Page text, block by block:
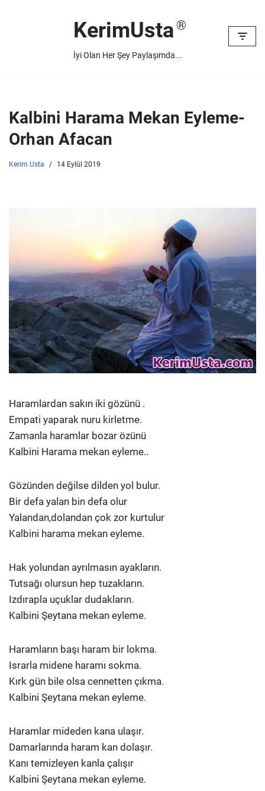
KerimUsta
İyi Olan Her Şey Paylaşımda...
Kalbini Harama Mekan Eyleme-
Orhan Afacan
Kerim Usta 14 Eylül 2019
Haramlardan sakın iki gözünü .
Empati yaparak nuru kirletme.
Zamanla haramlar bozar özünü
Kalbini Harama mekan eyleme..
Gözünden değilse dilden yol bulur.
Bir defa yalan bin defa olur
Yalandan,dolandan çok zor kurtulur
Kalbini harama mekan eyleme.
Hak yolundan ayrılmasın ayakların.
Tutsağı olursun hep tuzakların.
Izdırapla uçuklar dudakların.
Kalbini Şeytana mekan eyleme.
Haramların başı haram bir lokma.
Israrla midene haramı sokma.
Kırk gün bile olsa cennetten çıkma.
Kalbini Şeytana mekan eyleme.
Haramlar mideden kana ulaşır.
Damarlarında haram kan dolaşır.
Kanı temizleyen kanla çalışır
Kalbini Şeytana mekan eyleme.